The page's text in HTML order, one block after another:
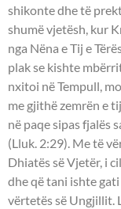
shikonte dhe të
shumë vjetësh, kur
nga Nëna e Tij e
plak se kishte
nxitoi në Tempull,
me gjithë zemrën e
në paqe sipas fjalës
(Lluk. 2:29). Me të
Dhiatës së Vjetër, i
dhe që tani ishte
vërtetës së Ungjillit.